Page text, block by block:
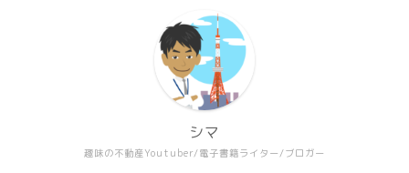
趣味の不動産Youtuber/電子書籍ライター/ブロガー
シマ